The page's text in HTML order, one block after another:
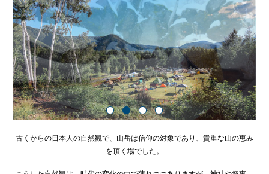
古くからの日本人の自然観で、山岳は信仰の対象であり、貴重な山の恵み
を頂く場でした。